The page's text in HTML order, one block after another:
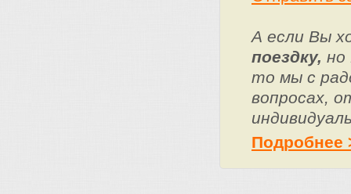
А если Вы
поездку, но
то мы с
вопросах,
Подробнее